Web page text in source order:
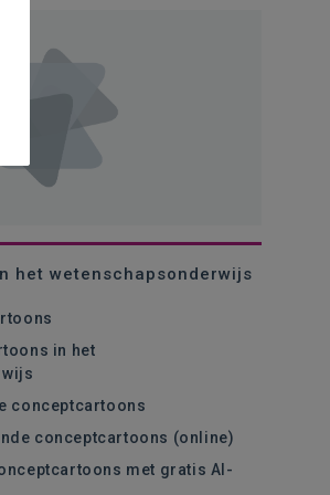
het wetenschapsonderwijs
in het
conceptcartoons
conceptcartoons (online)
met gratis AI-